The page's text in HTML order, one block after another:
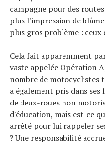
campagne pour des
plus l'impression de
plus gros problème :
Cela fait apparemment
vaste appelée Opération
nombre de motocyclistes
a également pris dans
de deux-roues non
d'éducation, mais est-ce
arrêté pour lui rappeler
? Une responsabilité